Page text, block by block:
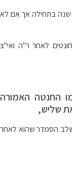
שנה בתחילה אך אם לא
לאחר ר"ה ואי"צ
החנטה האמורה
שליש,
הסמדר שהוא לאחר